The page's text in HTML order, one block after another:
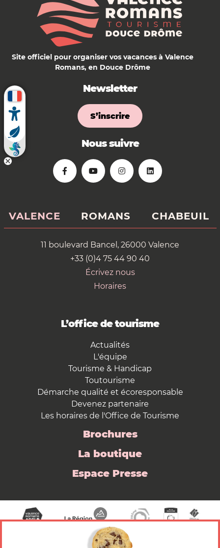
Site officiel pour organiser vos vacances à Valence
Romans, en Douce Drôme
Newsletter
S’inscrire
Nous suivre
VALENCE ROMANS CHABEUIL
11 boulevard Bancel, 26000 Valence
+33 (0)4 75 44 90 40
Écrivez nous
Horaires
L’office de tourisme
Actualités
L'équipe
Tourisme & Handicap
Toutourisme
Démarche qualité et écoresponsable
Devenez partenaire
Les horaires de l'Office de Tourisme
Brochures
La boutique
Espace Presse